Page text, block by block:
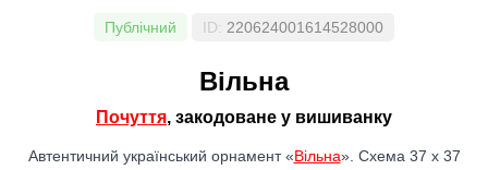
Публічний ID: 220624001614528000
Вільна
Почуття, закодоване у вишиванку
Автентичний український орнамент «Вільна». Схема 37 x 37